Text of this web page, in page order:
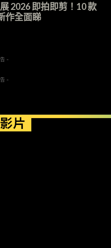
2026 即拍即剪！10 款
作全面睇
-
-
片